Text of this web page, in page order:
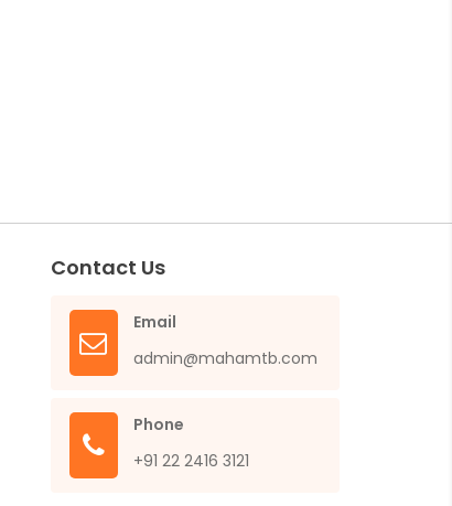
Contact Us
Email
admin@mahamtb.com
Phone
+91 22 2416 3121